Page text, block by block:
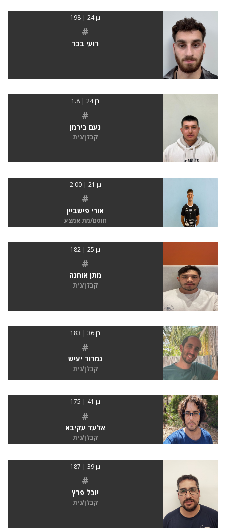
בן 24 | 198
#
רועי בכר
בן 24 | 1.8
#
נעם בירמן
קבלן/נית
בן 21 | 2.00
#
אורי פישביין
חוסם/מת אמצע
בן 25 | 182
#
מתן אוחנה
קבלן/נית
בן 36 | 183
#
נמרוד יעיש
קבלן/נית
בן 41 | 175
#
אלעד עקיבא
קבלן/נית
בן 39 | 187
#
יובל פרץ
קבלן/נית